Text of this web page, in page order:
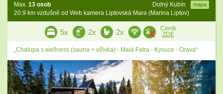
Dolný Kubín mapa
Max. 13 osob
20.9 km vzdušně od Web kamera Liptovská Mara (Marina Liptov)
5x 2x 2x
Ceník
ZDE
„Chalupa s wellness (sauna + vířivka) - Malá Fatra - Kysuce - Orava“